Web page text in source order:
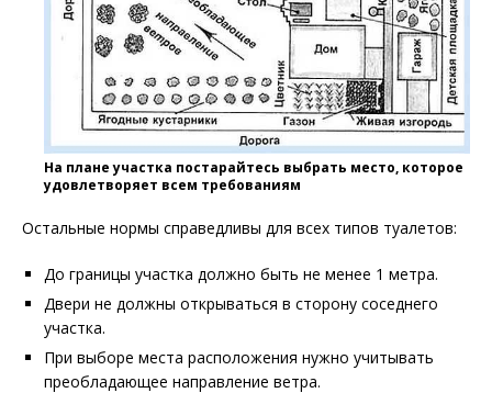
На плане участка постарайтесь выбрать место, которое
удовлетворяет всем требованиям
Остальные нормы справедливы для всех типов туалетов:
До границы участка должно быть не менее 1 метра.
Двери не должны открываться в сторону соседнего
участка.
При выборе места расположения нужно учитывать
преобладающее направление ветра.